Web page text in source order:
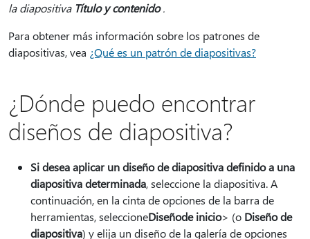
la diapositiva Título y contenido.
Para obtener más información sobre los patrones de
diapositivas, vea ¿Qué es un patrón de diapositivas?
¿Dónde puedo encontrar
diseños de diapositiva?
Si desea aplicar un diseño de diapositiva definido a una
diapositiva determinada, seleccione la diapositiva. A
continuación, en la cinta de opciones de la barra de
herramientas, seleccioneDiseñode inicio> (o Diseño de
diapositiva) y elija un diseño de la galería de opciones